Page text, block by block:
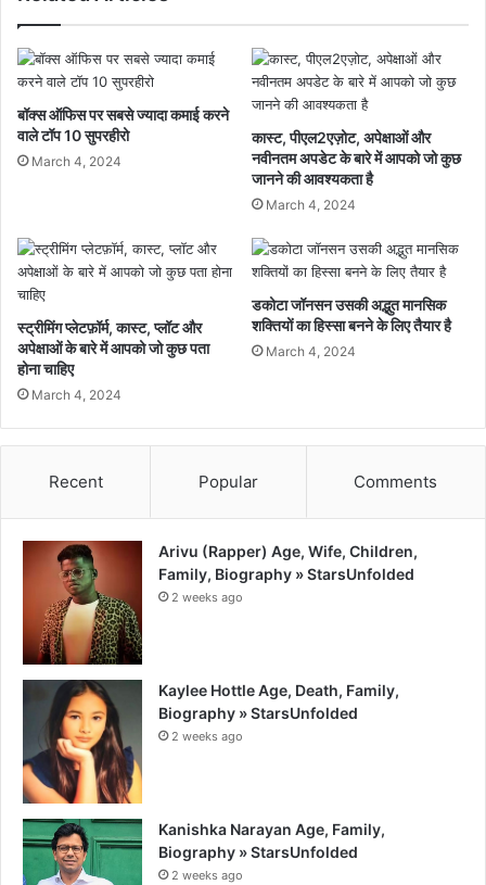
बॉक्स ऑफिस पर सबसे ज्यादा कमाई करने
वाले टॉप 10 सुपरहीरो
March 4, 2024
कास्ट, पीएल2एज़ोट, अपेक्षाओं और
नवीनतम अपडेट के बारे में आपको जो कुछ
जानने की आवश्यकता है
March 4, 2024
स्ट्रीमिंग प्लेटफ़ॉर्म, कास्ट, प्लॉट और
अपेक्षाओं के बारे में आपको जो कुछ पता
होना चाहिए
March 4, 2024
डकोटा जॉनसन उसकी अद्भुत मानसिक
शक्तियों का हिस्सा बनने के लिए तैयार है
March 4, 2024
Recent Popular Comments
Arivu (Rapper) Age, Wife, Children,
Family, Biography » StarsUnfolded
2 weeks ago
Kaylee Hottle Age, Death, Family,
Biography » StarsUnfolded
2 weeks ago
Kanishka Narayan Age, Family,
Biography » StarsUnfolded
2 weeks ago